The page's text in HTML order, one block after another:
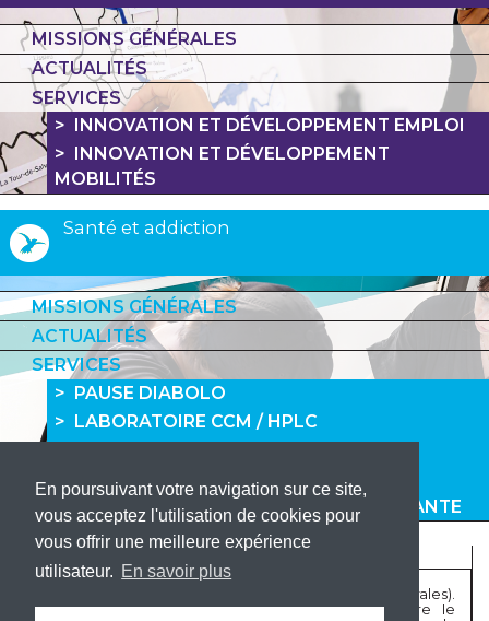
En poursuivant votre navigation sur ce site,
vous acceptez l'utilisation de cookies pour
vous offrir une meilleure expérience
utilisateur. En savoir plus
MISSIONS GÉNÉRALES
ACTUALITÉS
SERVICES
INNOVATION ET DÉVELOPPEMENT EMPLOI
INNOVATION ET DÉVELOPPEMENT
MOBILITÉS
Santé et addiction
MISSIONS GÉNÉRALES
ACTUALITÉS
SERVICES
PAUSE DIABOLO
LABORATOIRE CCM / HPLC
DARJELY
POLE DISCRIMINATIONS VIOLENCE SANTE
Contact Siege (uniquement pour les demandes générales).
Pour toute demande spécifique, merci de joindre le